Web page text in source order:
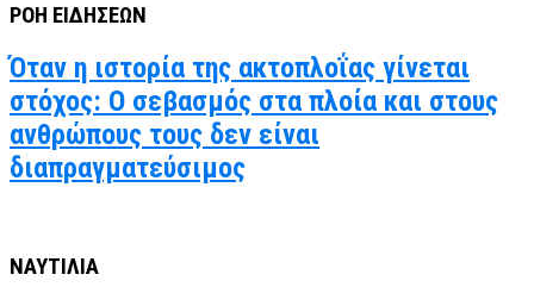
ΡΟΗ ΕΙΔΗΣΕΩΝ
Όταν η ιστορία της ακτοπλοΐας γίνεται
στόχος: Ο σεβασμός στα πλοία και στους
ανθρώπους τους δεν είναι
διαπραγματεύσιμος
ΝΑΥΤΙΛΙΑ